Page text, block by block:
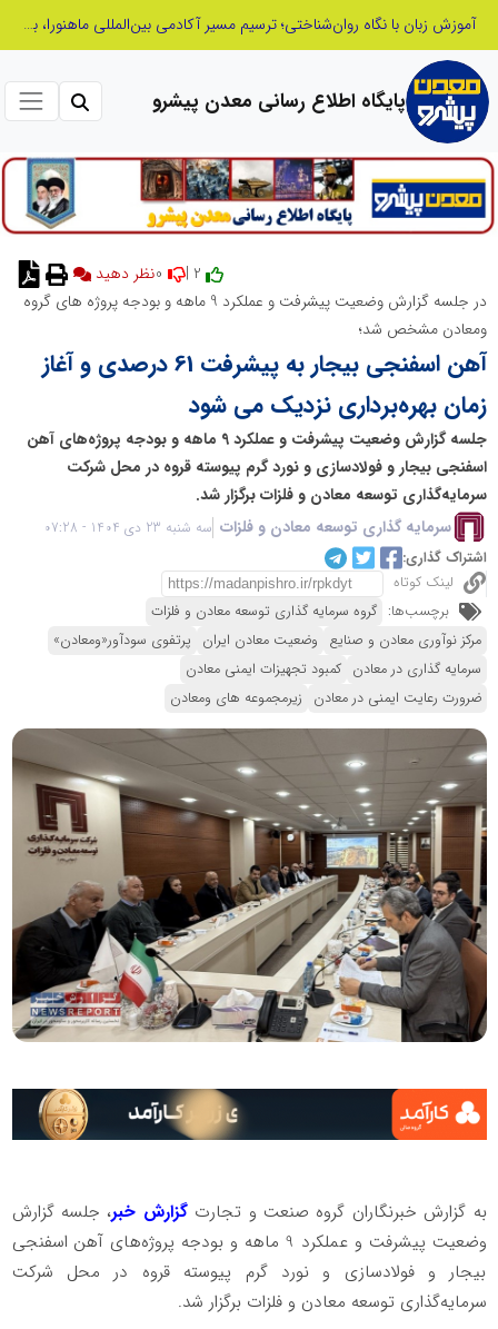
بازنگری در نظام اکتشاف معدنی ایران؛ «هدف اکتشافی» جایگزین «مرحله عملیاتی» می‌شود
پایگاه اطلاع رسانی معدن پیشرو
در جلسه گزارش وضعیت پیشرفت و عملکرد 9 ماهه و بودجه پروژه‌ های گروه
ومعادن مشخص شد؛
آهن اسفنجی بیجار به پیشرفت 61 درصدی و آغاز
زمان بهره‌برداری نزدیک می شود
جلسه گزارش وضعیت پیشرفت و عملکرد 9 ماهه و بودجه پروژه‌های آهن
اسفنجی بیجار و فولادسازی و نورد گرم پیوسته قروه در محل شرکت
سرمایه‌گذاری توسعه معادن و فلزات برگزار شد.
سرمایه گذاری توسعه معادن و فلزات سه شنبه 23 دی 1404 - 07:28
اشتراک گذاری:
لینک کوتاه
برچسب‌ها: گروه سرمایه گذاری توسعه معادن و فلزات
مرکز نوآوری معادن و صنایع وضعیت معادن ایران پرتفوی سودآور«ومعادن»
سرمایه گذاری در معادن کمبود تجهیزات ایمنی معادن
ضرورت رعایت ایمنی در معادن زیرمجموعه های ومعادن
به گزارش خبرنگاران گروه صنعت و تجارت گزارش خبر، جلسه گزارش
وضعیت پیشرفت و عملکرد 9 ماهه و بودجه پروژه‌های آهن اسفنجی
بیجار و فولادسازی و نورد گرم پیوسته قروه در محل شرکت
سرمایه‌گذاری توسعه معادن و فلزات برگزار شد.